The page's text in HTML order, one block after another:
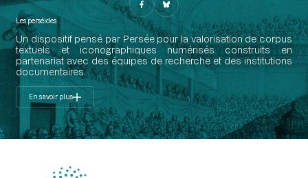
Les perséides
Un dispositif pensé par Persée pour la valorisation de corpus
textuels et iconographiques numérisés construits en
partenariat avec des équipes de recherche et des institutions
documentaires.
En savoir plus